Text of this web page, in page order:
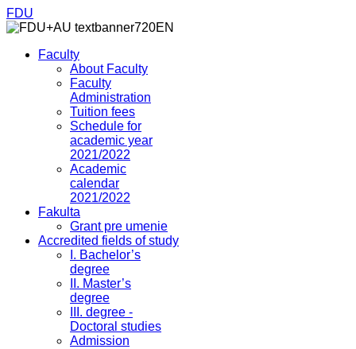
FDU
Faculty
About Faculty
Faculty
Administration
Tuition fees
Schedule for
academic year
2021/2022
Academic
calendar
2021/2022
Fakulta
Grant pre umenie
Accredited fields of study
I. Bachelor’s
degree
II. Master’s
degree
III. degree -
Doctoral studies
Admission